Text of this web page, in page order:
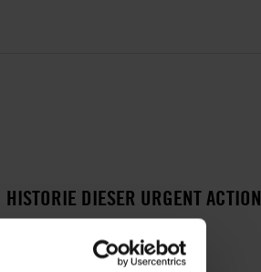
HISTORIE DIESER URGENT ACTION
17. JANUAR 2011